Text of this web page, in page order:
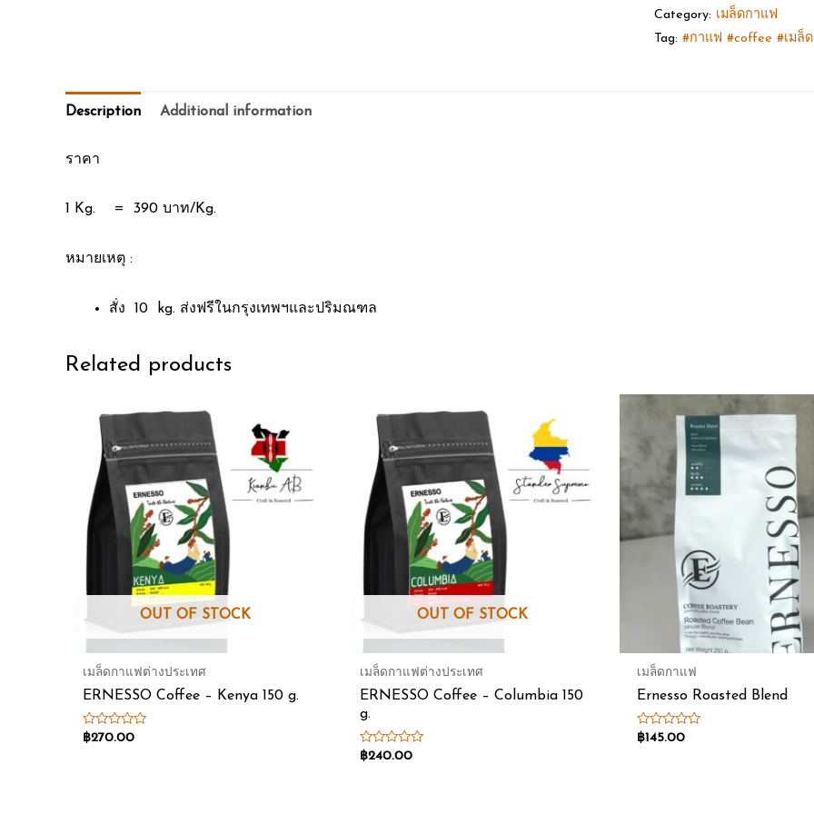
Category: เมล็ดกาแฟ
Tag: #กาแฟ #coffee #เมล็
Description Additional information
ราคา
1 Kg. = 390 บาท/Kg.
หมายเหตุ :
สั่ง 10 kg. ส่งฟรีในกรุงเทพฯและปริมณฑล
Related products
OUT OF STOCK
เมล็ดกาแฟต่างประเทศ
ERNESSO Coffee – Kenya 150 g.
Rated
฿270.00
OUT OF STOCK
เมล็ดกาแฟต่างประเทศ
ERNESSO Coffee – Columbia 150
g.
Rated
฿240.00
เมล็ดกาแฟ
Ernesso Roasted Blend
Rated
฿145.00